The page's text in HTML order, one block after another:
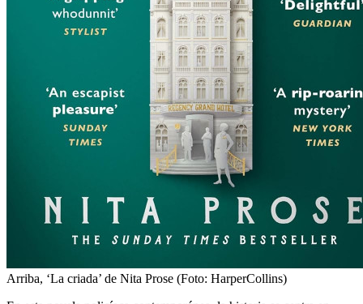
Arriba, ‘La criada’ de Nita Prose (Foto: HarperCollins)